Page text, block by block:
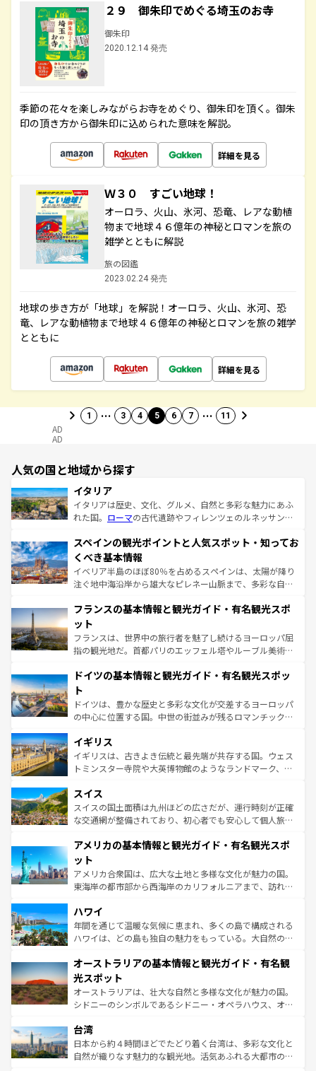
２９ 御朱印でめぐる埼玉のお寺
御朱印
2020.12.14 発売
季節の花々を楽しみながらお寺をめぐり、御朱印を頂く。御朱
印の頂き方から御朱印に込められた意味を解説。
詳細を見る
Ｗ３０ すごい地球！
オーロラ、火山、氷河、恐竜、レアな動植
物まで地球４６億年の神秘とロマンを旅の
雑学とともに解説
旅の図鑑
2023.02.24 発売
地球の歩き方が「地球」を解説！オーロラ、火山、氷河、恐
竜、レアな動植物まで地球４６億年の神秘とロマンを旅の雑学
とともに
詳細を見る
1 … 3 4 5 6 7 … 11
AD
AD
人気の国と地域から探す
イタリア
イタリアは歴史、文化、グルメ、自然と多彩な魅力にあふ
れた国。 ローマの古代遺跡やフィレンツェのルネッサンス
ろん、トスカーナの美しい田園風景やアマルフィ海岸の絶
景など、自然景観も見逃せない。観光の合間には、本場の
ピザやパスタなど、絶品のイタリア料理を堪能することも
できる。朝目覚めてから夜眠るまで、すべての瞬間を楽し
なお、新着のイタリア情報はコンテンツ一覧を参照してほ
しい。
スペインの観光ポイントと人気スポット・知ってお
くべき基本情報
イベリア半島のほぼ80％を占めるスペインは、太陽が降り
注ぐ地中海沿岸から雄大なピレネー山脈まで、多彩な自然
文化が根付くこの国では、情熱的なフラメンコ、熱気あふ
れる闘牛、そして美味しいタパスが生活の一部となってい
る。首都マドリードの洗練された雰囲気や、バルセロナの
アートに溢れた街角から、地方では古代ローマ遺跡や中世
せる。地方によって風土や気候が異なるスペインはその個
ンテンツ一覧 を参照してほしい。
フランスの基本情報と観光ガイド・有名観光スポ
ット
フランスは、世界中の旅行者を魅了し続けるヨーロッパ屈
指の観光地だ。首都パリのエッフェル塔やルーブル美術館
で、幅広い魅力が詰まっている。華麗な宮殿、歴史的な大
聖堂、美しいビーチ、そして豊かな自然が、訪れる者を心
から魅了する。また、フランスは美食の国としても知ら
れ、フランス料理はユネスコ無形文化遺産にも登録されて
香り高いラベンダー畑など、多彩な楽しみ方が可能だ。さ
らに、パリ以外の地域にも魅力が溢れており、どの街角に
も豊かな歴史と文化が息づいている。パリ以外の個性あふ
を参照してほしい。
ドイツの基本情報と観光ガイド・有名観光スポッ
ト
ドイツは、豊かな歴史と多彩な文化が交差するヨーロッパ
の中心に位置する国。中世の街並みが残るロマンチック街
顔を持つこの国は、どこを歩いても飽きることがない。ベ
ルリンの文化的活気、バイエルン州のアルプスの絶景、そ
してライン川沿いのワイン畑といった風景は必見。ビール
は、お酒好きな人にはぜひ体験してほしい。 なお、新着の
ドイツ情報はコンテンツ一覧を参照してほしい。
イギリス
イギリスは、古きよき伝統と最先端が共存する国。ウェス
トミンスター寺院や大英博物館のようなランドマーク、歴
リアごとに異なる魅力がある。また、優雅なアフタヌーン
ティー、ビール好きにはたまらない英国パブ、サッカー観
戦など、本場だからこそできる体験も豊富。イギリスを旅
ンツ一覧を参照してほしい。
スイス
スイスの国土面積は九州ほどの広さだが、運行時刻が正確
な交通網が整備されており、初心者でも安心して個人旅行
の建物がそのまま残る町や、スイスならではのユニークな
博物館もあり、アルプス観光だけでなく町歩きも満喫する
ことができる。国民の所得が高いため物価も高いが、旅行
者向けの交通パス提供のサービスもあり、うまく活用すれ
着のスイス情報は
アメリカの基本情報と観光ガイド・有名観光スポ
ット
アメリカ合衆国は、広大な土地と多様な文化が魅力の国。
東海岸の都市部から西海岸のカリフォルニアまで、訪れる
のような巨大都市は、観光、ショッピング、エンターテイ
ンメントが詰まった刺激的なスポットだ。一方、アメリカ
西部には大自然が広がり、グランドキャニオンやイエロー
部のニューオーリンズでは、音楽と美食が融合した独特の
文化が魅力。旅行者はアメリカの各地域で異なる魅力を楽
しみながら、その多様性と豊かな歴史を感じることができ
るだろう。車でのロードトリップや列車の旅も、アメリカ
情報は
ハワイ
年間を通じて温暖な気候に恵まれ、多くの島で構成される
ハワイは、どの島も独自の魅力をもっている。大自然の神
ワイ島は見逃せない。また、定番の観光地といえばオアフ
島だが、静かな自然を求めるならマウイ島やカウアイ島が
おすすめ。エメラルドグリーンに輝く海をはじめ、豊かな
文化や歴史が息づいている。「アロハスピリット」と呼ば
人々、おいしいローカルフードやハワイアンミュージッ
ク、伝統的なフラダンスなど、すべてがハワイの魅力を彩
っている。訪れるたびに新しい発見と感動が待っているハ
オーストラリアの基本情報と観光ガイド・有名観
光スポット
オーストラリアは、壮大な自然と多様な文化が魅力の国。
シドニーのシンボルであるシドニー・オペラハウス、オー
リアリーフや大陸中央部にそびえるウルル（エアーズロッ
ク）、タスマニアの美しい原生林やケアンズの熱帯雨林な
ど、見どころがたくさん。また、カフェやワイン、オージ
台湾
日本から約４時間ほどでたどり着く台湾は、多彩な文化と
自然が織りなす魅力的な観光地。活気あふれる大都市の台